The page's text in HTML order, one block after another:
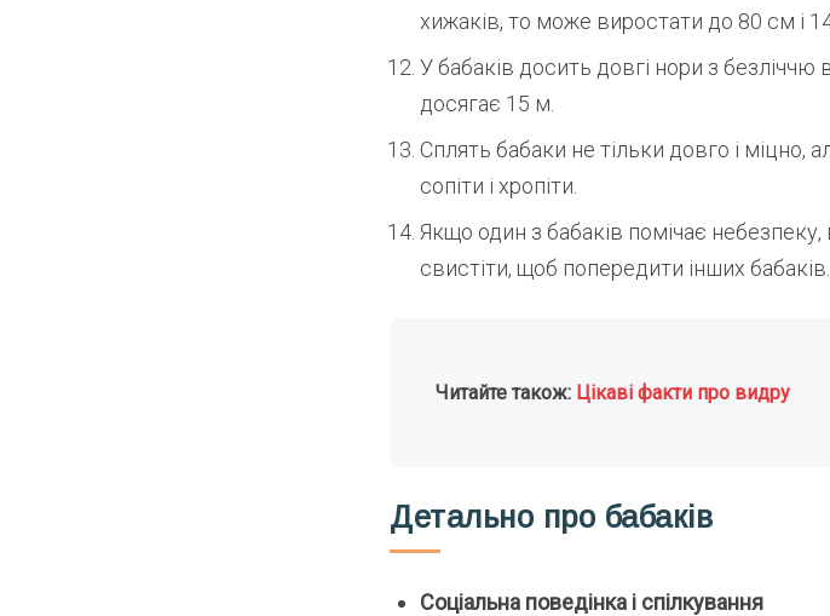
хижаків, то може виростати до 80 см і
У бабаків досить довгі нори з
досягає 15 м.
Сплять бабаки не тільки довго і міцно,
сопіти і хропіти.
Якщо один з бабаків помічає небезпеку,
свистіти, щоб попередити інших бабаків.
Читайте також: Цікаві факти про видру
Детально про бабаків
Соціальна поведінка і спілкування